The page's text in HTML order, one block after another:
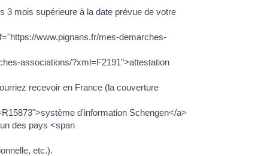
3 mois supérieure à la date prévue de votre
www.pignans.fr/mes-demarches-
associations/?xml=F2191">attestation
recevoir en France (la couverture
d'information Schengen</a>
des pays <span
etc.).